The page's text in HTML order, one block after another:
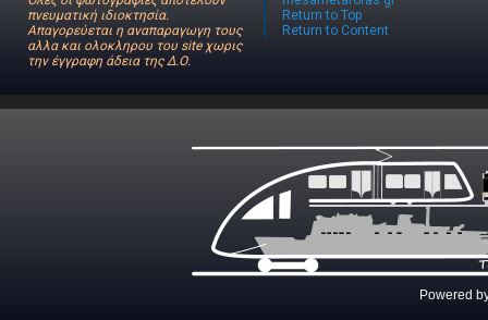
πνευματική ιδιοκτησία.
Απαγορεύεται η αναπαραγωγη τους
αλλα και ολοκληρου του site χωρις
την έγγραφη άδεια της Δ.Ο.
Return to Top
Return to Content
Powered